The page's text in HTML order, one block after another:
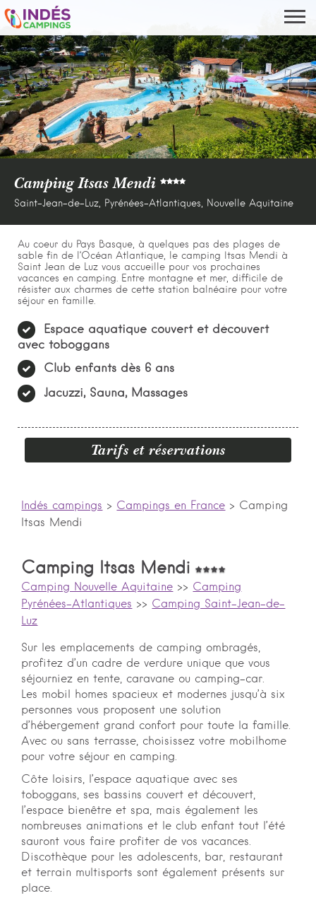
Camping Itsas Mendi
Saint-Jean-de-Luz, Pyrénées-Atlantiques, Nouvelle Aquitaine
Au coeur du Pays Basque, à quelques pas des plages de
sable fin de l’Océan Atlantique, le camping Itsas Mendi à
Saint Jean de Luz vous accueille pour vos prochaines
vacances en camping. Entre montagne et mer, difficile de
résister aux charmes de cette station balnéaire pour votre
séjour en famille.
Espace aquatique couvert et découvert
avec toboggans
Club enfants dès 6 ans
Jacuzzi, Sauna, Massages
Tarifs et réservations
Indés campings > Campings en France > Camping
Itsas Mendi
Camping Itsas Mendi
Camping Nouvelle Aquitaine >> Camping
Pyrénées-Atlantiques >> Camping Saint-Jean-de-
Luz
Sur les emplacements de camping ombragés,
profitez d’un cadre de verdure unique que vous
séjourniez en tente, caravane ou camping-car.
Les mobil homes spacieux et modernes jusqu’à six
personnes vous proposent une solution
d’hébergement grand confort pour toute la famille.
Avec ou sans terrasse, choisissez votre mobilhome
pour votre séjour en camping.
Côte loisirs, l’espace aquatique avec ses
toboggans, ses bassins couvert et découvert,
l’espace bienêtre et spa, mais également les
nombreuses animations et le club enfant tout l’été
sauront vous faire profiter de vos vacances.
Discothèque pour les adolescents, bar, restaurant
et terrain multisports sont également présents sur
place.